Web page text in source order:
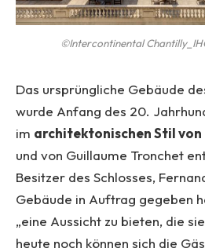
©Intercontinental
Das ursprüngliche Gebäude
wurde Anfang des 20.
im architektonischen Stil von
und von Guillaume Tronchet
Besitzer des Schlosses,
Gebäude in Auftrag gegeben
„eine Aussicht zu bieten, die
heute noch können sich die